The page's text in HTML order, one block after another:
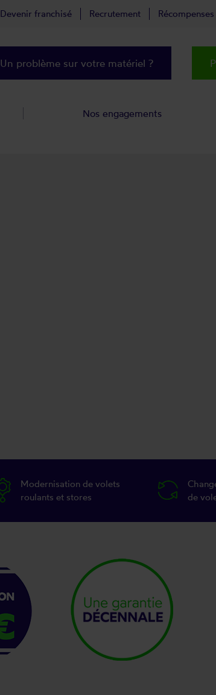
Modernisation de volets
roulants et stores
de
Devenir franchisé Recrutement Récompenses
Un problème sur votre matériel ?
Nos engagements